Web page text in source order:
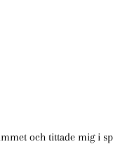
och tittade mig i